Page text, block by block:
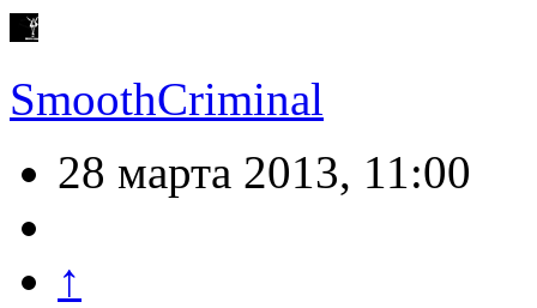
SmoothCriminal
28 марта 2013, 11:00
↑